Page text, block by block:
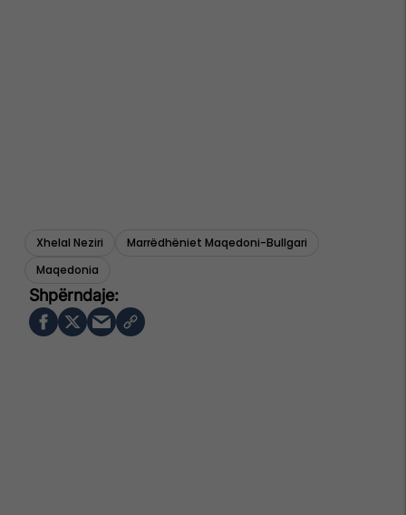
Xhelal Neziri
Marrëdhëniet Maqedoni-Bullgari
Maqedonia